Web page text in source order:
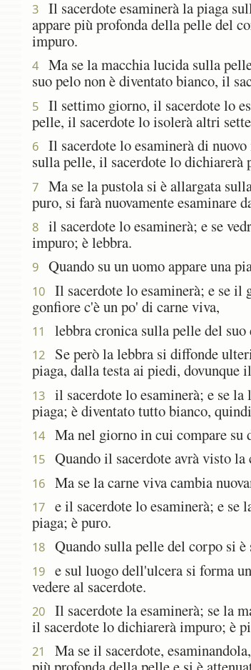
3
Il sacerdote esaminerà la piaga
appare più profonda della pelle del
impuro.
4
Ma se la macchia lucida sulla
suo pelo non è diventato bianco, il
5
Il settimo giorno, il sacerdote lo
pelle, il sacerdote lo isolerà altri
6
Il sacerdote lo esaminerà di
sulla pelle, il sacerdote lo dichiarerà
7
Ma se la pustola si è allargata
puro, si farà nuovamente esaminare
8
il sacerdote lo esaminerà; e se
impuro; è lebbra.
9 Quando su un uomo appare una
10
Il sacerdote lo esaminerà; e se
gonfiore c'è un po' di carne viva,
11 lebbra cronica sulla pelle del
12
Se però la lebbra si diffonde
piaga, dalla testa ai piedi, dovunque
13
il sacerdote lo esaminerà; e se
piaga; è diventato tutto bianco,
14 Ma nel giorno in cui compare
15 Quando il sacerdote avrà visto
16 Ma se la carne viva cambia
17
e il sacerdote lo esaminerà; e se
piaga; è puro.
18 Quando sulla pelle del corpo si
19
e sul luogo dell'ulcera si forma
vedere al sacerdote.
20
Il sacerdote la esaminerà; se la
il sacerdote lo dichiarerà impuro; è
21
Ma se il sacerdote,